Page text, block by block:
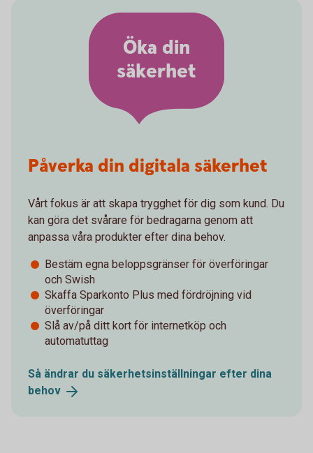
Påverka din digitala säkerhet
Vårt fokus är att skapa trygghet för dig som kund. Du
kan göra det svårare för bedragarna genom att
anpassa våra produkter efter dina behov.
Bestäm egna beloppsgränser för överföringar
och Swish
Skaffa Sparkonto Plus med fördröjning vid
överföringar
Slå av/på ditt kort för internetköp och
automatuttag
Så ändrar du säkerhetsinställningar efter dina
behov
Öka din
säkerhet